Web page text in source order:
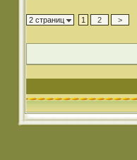
2 страниц 1 2 >